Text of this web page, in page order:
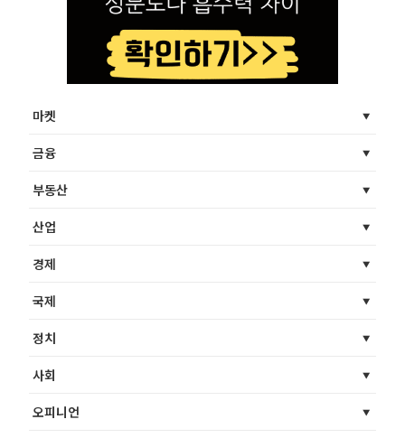
마켓
금융
부동산
산업
경제
국제
정치
사회
오피니언